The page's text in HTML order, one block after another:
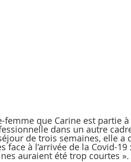
femme que Carine est partie
dans un autre
de trois semaines, elle a
à l’arrivée de la Covid-19
auraient été trop courtes ».